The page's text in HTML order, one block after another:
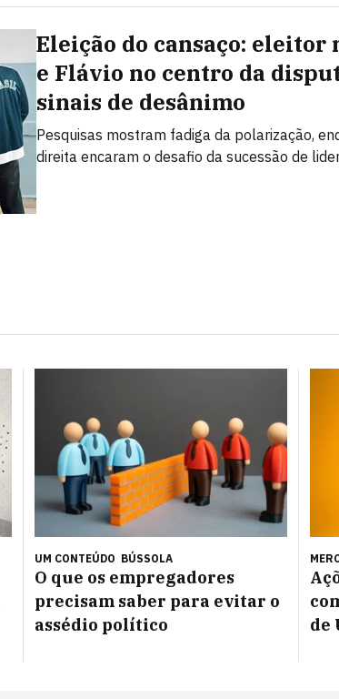
Eleição do cansaço: eleitor
e Flávio no centro da
sinais de desânimo
Pesquisas mostram fadiga da polarização,
direita encaram o desafio da sucessão de
UM CONTEÚDO BÚSSOLA
O que os empregadores
precisam saber para evitar o
assédio político
de